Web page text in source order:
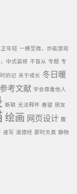
年轻 一蜂至微，亦能游观
中式装修 不盲从 专题 专
的记 关于成长 冬日暖
参考文献 学会尊重他人
断联 无法释怀 春望 朋友
绘画 网页设计 腹
速写 道德经 那时天真 静物